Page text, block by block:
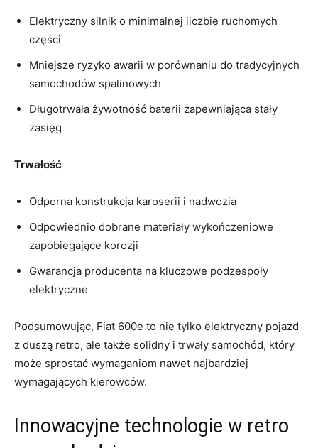
Elektryczny silnik​ o minimalnej liczbie ruchomych‍
części
Mniejsze ‌ryzyko ⁤awarii w porównaniu ​do tradycyjnych
samochodów‌ spalinowych
Długotrwała żywotność baterii⁤ zapewniająca stały‍
zasięg
Trwałość
Odporna⁣ konstrukcja karoserii i nadwozia
Odpowiednio dobrane materiały wykończeniowe
zapobiegające korozji
Gwarancja ‍producenta na kluczowe podzespoły⁣
elektryczne
Podsumowując,​ Fiat 600e to nie tylko elektryczny ⁤pojazd
z duszą ‌retro, ale także solidny i ⁣trwały samochód,​ który
może sprostać⁣ wymaganiom‌ nawet najbardziej‍
wymagających kierowców.
Innowacyjne technologie w retro